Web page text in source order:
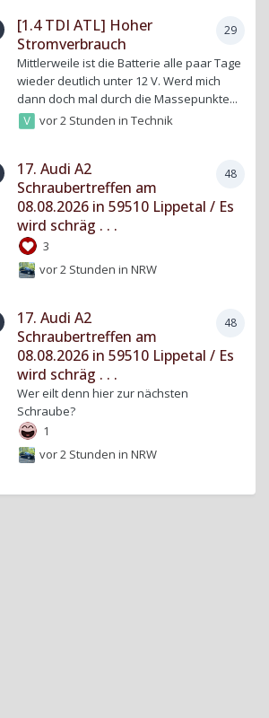
29
[1.4 TDI ATL] Hoher
Stromverbrauch
Mittlerweile ist die Batterie alle paar Tage
wieder deutlich unter 12 V. Werd mich
dann doch mal durch die Massepunkte...
vor 2 Stunden inTechnik
48
17. Audi A2
Schraubertreffen am
08.08.2026 in 59510 Lippetal / Es
wird schräg . . .
3
vor 2 Stunden inNRW
48
17. Audi A2
Schraubertreffen am
08.08.2026 in 59510 Lippetal / Es
wird schräg . . .
Wer eilt denn hier zur nächsten
Schraube?
1
vor 2 Stunden inNRW